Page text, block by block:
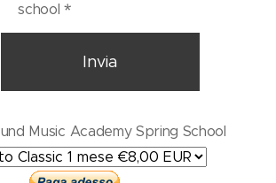
school
Invia
Music Academy Spring School